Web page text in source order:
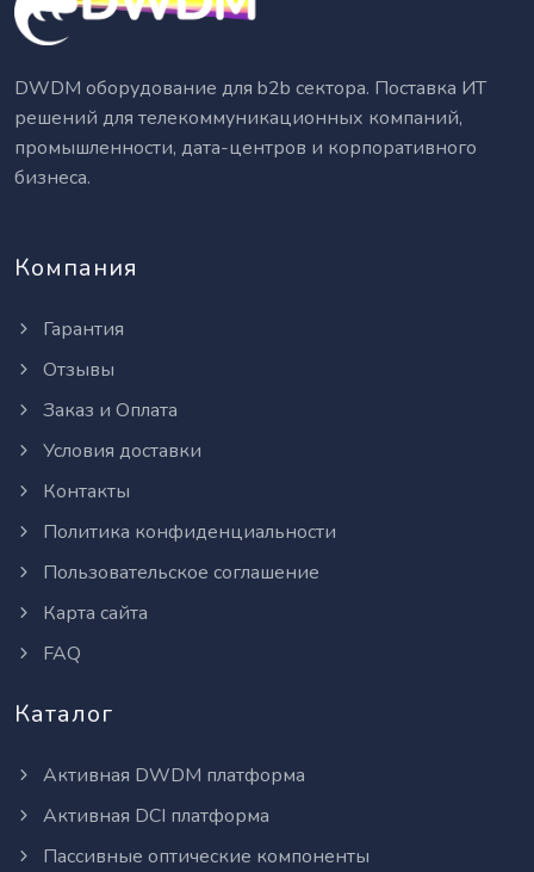
DWDM оборудование для b2b сектора. Поставка ИТ
решений для телекоммуникационных компаний,
промышленности, дата-центров и корпоративного
бизнеса.
Компания
Гарантия
Отзывы
Заказ и Оплата
Условия доставки
Контакты
Политика конфиденциальности
Пользовательское соглашение
Карта сайта
FAQ
Каталог
Активная DWDM платформа
Активная DCI платформа
Пассивные оптические компоненты